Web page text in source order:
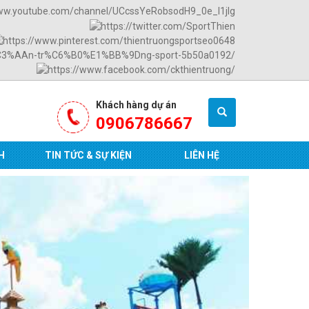
Khách hàng dự án
0906786667
TIN TỨC & SỰ KIỆN LIÊN HỆ